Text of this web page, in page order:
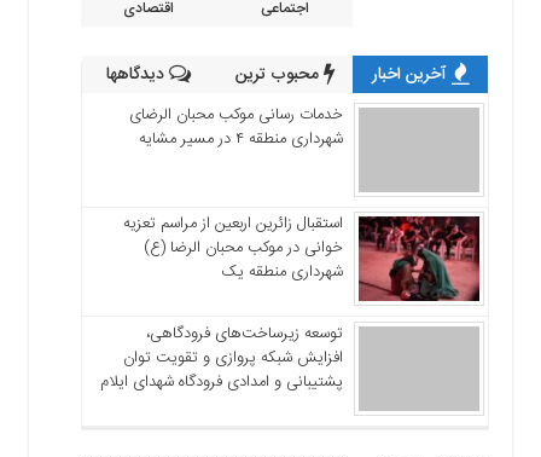
اجتماعی اقتصادی
آخرین اخبار محبوب ترین دیدگاهها
خدمات رسانی موکب محبان الرضای
شهرداری منطقه ۴ در مسیر مشایه
استقبال زائرین اربعین از مراسم تعزیه
خوانی در موکب محبان الرضا (ع)
شهرداری منطقه یک
توسعه زیرساخت‌های فرودگاهی،
افزایش شبکه پروازی و تقویت توان
پشتیبانی و امدادی فرودگاه شهدای ایلام